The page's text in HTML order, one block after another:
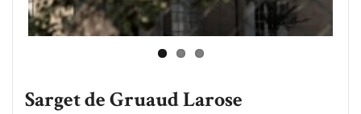
Sarget de Gruaud Larose